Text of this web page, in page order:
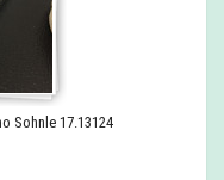
Sohnle 17.13124